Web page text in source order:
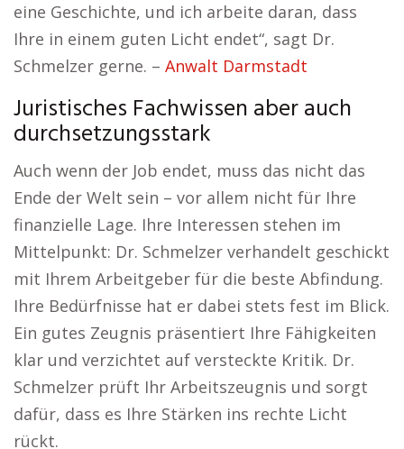
eine Geschichte, und ich arbeite daran, dass
Ihre in einem guten Licht endet“, sagt Dr.
Schmelzer gerne. – Anwalt Darmstadt
Juristisches Fachwissen aber auch
durchsetzungsstark
Auch wenn der Job endet, muss das nicht das
Ende der Welt sein – vor allem nicht für Ihre
finanzielle Lage. Ihre Interessen stehen im
Mittelpunkt: Dr. Schmelzer verhandelt geschickt
mit Ihrem Arbeitgeber für die beste Abfindung.
Ihre Bedürfnisse hat er dabei stets fest im Blick.
Ein gutes Zeugnis präsentiert Ihre Fähigkeiten
klar und verzichtet auf versteckte Kritik. Dr.
Schmelzer prüft Ihr Arbeitszeugnis und sorgt
dafür, dass es Ihre Stärken ins rechte Licht
rückt.